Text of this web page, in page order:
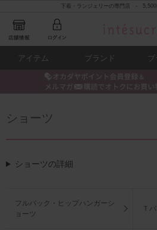
下着・ランジェリーの専門店 -
アイテム ブランド
ショーツ
ショーツの詳細
フルバック・ヒップハンガーシ
ョーツ
Ｔ